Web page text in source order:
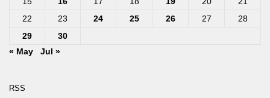
22
23 24 25 26 27
28
29
30
« May
Jul »
RSS